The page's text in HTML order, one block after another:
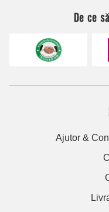
De ce
Ajutor &